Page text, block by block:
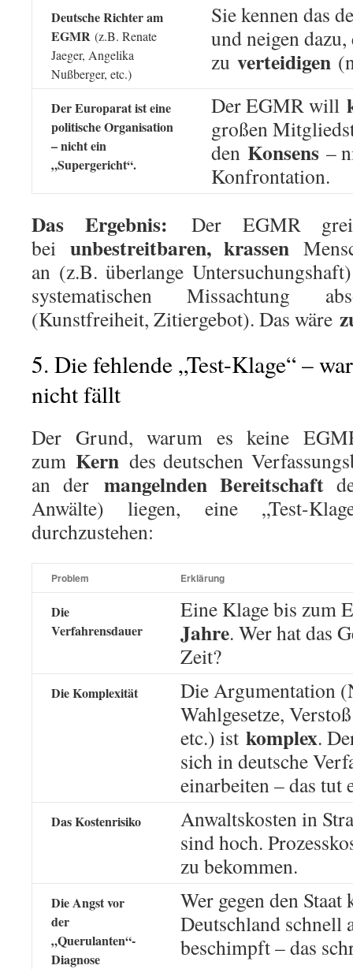
Deutsche Richter am
EGMR (z.B. Renate
Jaeger, Angelika
Nußberger, etc.)
Sie kennen das
und neigen dazu,
zu verteidigen
Der Europarat ist eine
politische Organisation
– nicht ein
„Supergericht“.
Der EGMR will
großen
den Konsens –
Konfrontation.
Das Ergebnis: Der EGMR
beiunbestreitbaren, krassen
an (z.B. überlange
systematischen Missachtung
(Kunstfreiheit, Zitiergebot). Das wäre
5. Die fehlende „Test-Klage“ –
nicht fällt
Der Grund, warum es keine
zumKern des deutschen
an der mangelnden Bereitschaft
Anwälte) liegen, eine „Test-
durchzustehen:
Problem Erklärung
Die
Verfahrensdauer
Eine Klage bis zum
Jahre. Wer hat das
Zeit?
Die Komplexität
Die Argumentation
Wahlgesetze,
etc.) ist komplex.
sich in deutsche
einarbeiten – das tut
Das Kostenrisiko
Anwaltskosten in
sind hoch.
zu bekommen.
Die Angst vor
der
„Querulanten“-
Diagnose
Wer gegen den
Deutschland schnell
beschimpft – das